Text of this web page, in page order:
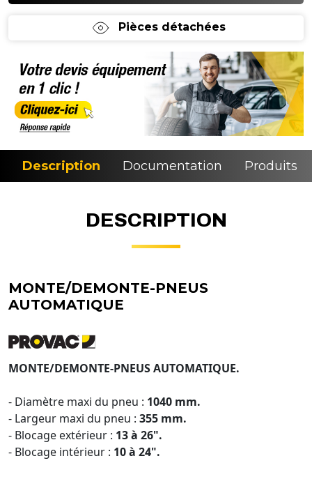
Pièces détachées
Description Documentation Produits
DESCRIPTION
MONTE/DEMONTE-PNEUS
AUTOMATIQUE
MONTE/DEMONTE-PNEUS AUTOMATIQUE.
- Diamètre maxi du pneu : 1040 mm.
- Largeur maxi du pneu : 355 mm.
- Blocage extérieur : 13 à 26".
- Blocage intérieur : 10 à 24".